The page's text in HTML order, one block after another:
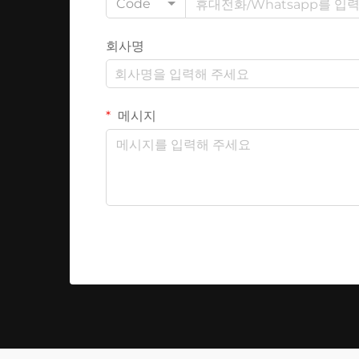
Code
회사명
메시지